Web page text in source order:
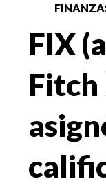
FIX
Fitch